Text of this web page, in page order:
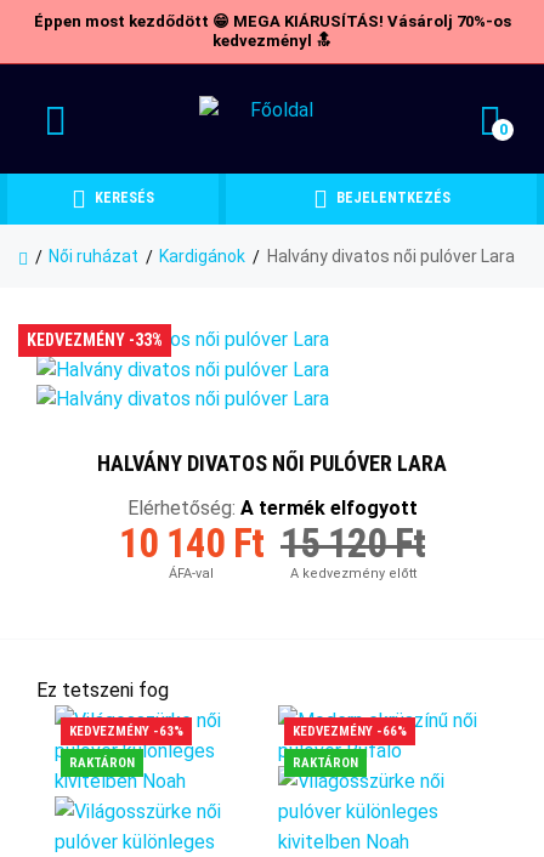
Éppen most kezdődött 😁 MEGA KIÁRUSÍTÁS! Vásárolj 70%-os
kedvezményl 🔝
0
KERESÉS BEJELENTKEZÉS
Női ruházat Kardigánok Halvány divatos női pulóver Lara
KEDVEZMÉNY -33%
HALVÁNY DIVATOS NŐI PULÓVER LARA
Elérhetőség: A termék elfogyott
10 140 Ft
ÁFA-val
15 120 Ft
A kedvezmény előtt
Ez tetszeni fog
KEDVEZMÉNY -63%
RAKTÁRON
KEDVEZMÉNY -66%
RAKTÁRON